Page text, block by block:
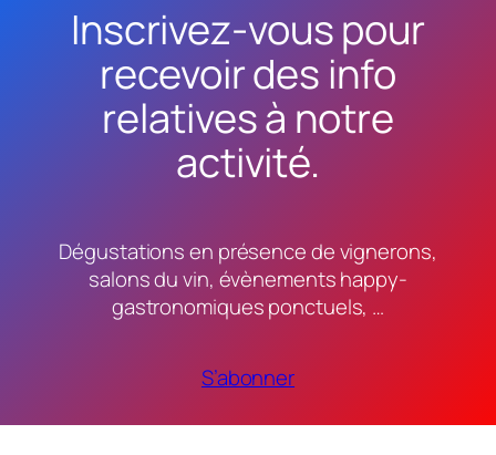
Inscrivez-vous pour
recevoir des info
relatives à notre
activité.
Dégustations en présence de vignerons,
salons du vin, évènements happy-
gastronomiques ponctuels, …
S’abonner